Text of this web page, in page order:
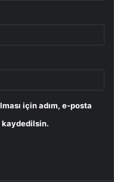
için adım, e-posta
kaydedilsin.